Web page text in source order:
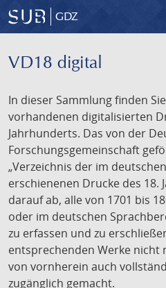
GDZ
VD18 digital
In dieser Sammlung finden
vorhandenen digitalisierten
Jahrhunderts. Das von der
Forschungsgemeinschaft
„Verzeichnis der im
erschienenen Drucke des 18.
darauf ab, alle von 1701 bis
oder im deutschen
zu erfassen und zu
entsprechenden Werke
von vornherein auch
zugänglich gemacht.